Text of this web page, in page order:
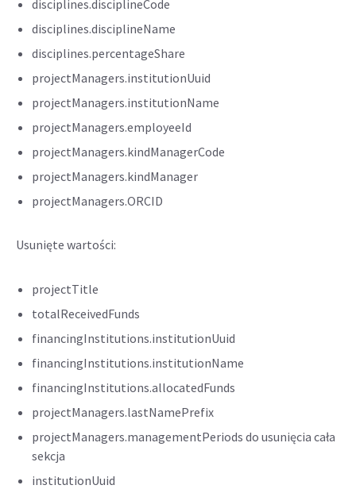
disciplines.disciplineCode
disciplines.disciplineName
disciplines.percentageShare
projectManagers.institutionUuid
projectManagers.institutionName
projectManagers.employeeId
projectManagers.kindManagerCode
projectManagers.kindManager
projectManagers.ORCID
Usunięte wartości:
projectTitle
totalReceivedFunds
financingInstitutions.institutionUuid
financingInstitutions.institutionName
financingInstitutions.allocatedFunds
projectManagers.lastNamePrefix
projectManagers.managementPeriods do usunięcia cała
sekcja
institutionUuid